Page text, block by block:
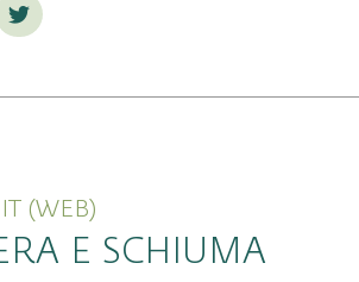
(WEB)
E SCHIUMA